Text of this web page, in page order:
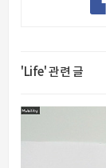
'Life' 관련 글